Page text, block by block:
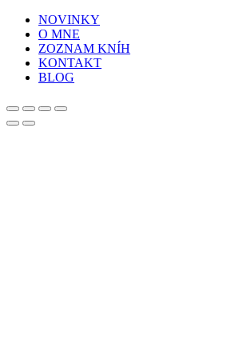
NOVINKY
O MNE
ZOZNAM KNÍH
KONTAKT
BLOG